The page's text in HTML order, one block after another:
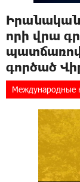
Իրանական
որի վրա
գործած
Международные